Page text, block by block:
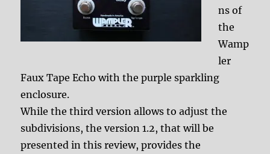
ns of
the
Wamp
ler
Faux Tape Echo with the purple sparkling
enclosure.
While the third version allows to adjust the
subdivisions, the version 1.2, that will be
presented in this review, provides the